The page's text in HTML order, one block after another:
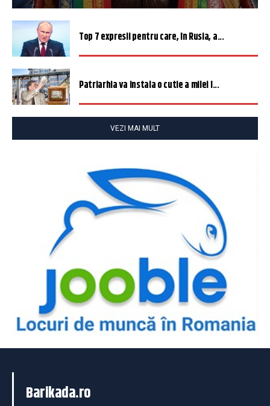
Top 7 expresii pentru care, în Rusia, a...
Patriarhia va instala o cutie a milei î...
VEZI MAI MULT
Barikada.ro